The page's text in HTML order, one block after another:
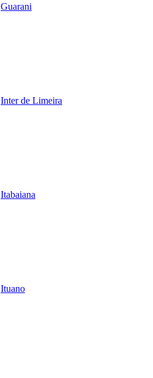
Guarani
Inter de Limeira
Itabaiana
Ituano